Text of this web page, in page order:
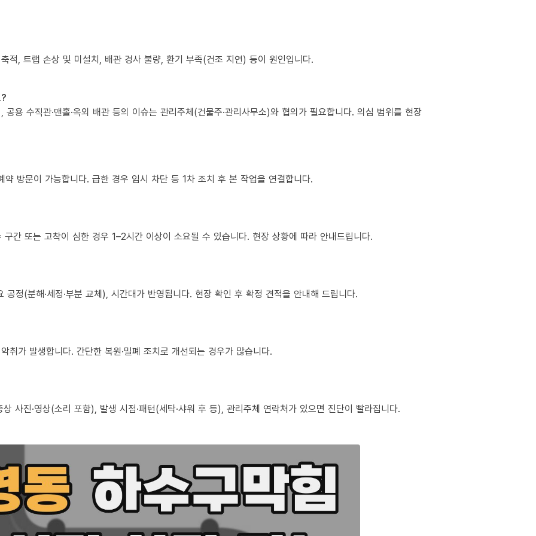
적, 트랩 손상 및 미설치, 배관 경사 불량, 환기 부족(건조 지연) 등이 원인입니다.
용 수직관·맨홀·옥외 배관 등의 이슈는 관리주체(건물주·관리사무소)와 협의가 필요합니다. 의심 범위를 현장
방문이 가능합니다. 급한 경우 임시 차단 등 1차 조치 후 본 작업을 연결합니다.
간 또는 고착이 심한 경우 1–2시간 이상이 소요될 수 있습니다. 현장 상황에 따라 안내드립니다.
정(분해·세정·부분 교체), 시간대가 반영됩니다. 현장 확인 후 확정 견적을 안내해 드립니다.
취가 발생합니다. 간단한 복원·밀폐 조치로 개선되는 경우가 많습니다.
사진·영상(소리 포함), 발생 시점·패턴(세탁·샤워 후 등), 관리주체 연락처가 있으면 진단이 빨라집니다.